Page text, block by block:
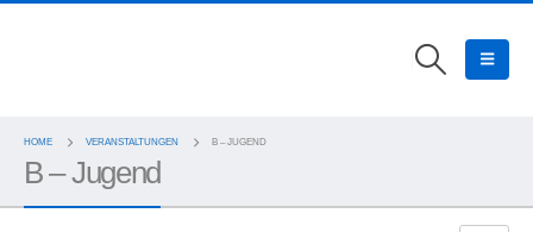
HOME VERANSTALTUNGEN B – JUGEND
B – Jugend